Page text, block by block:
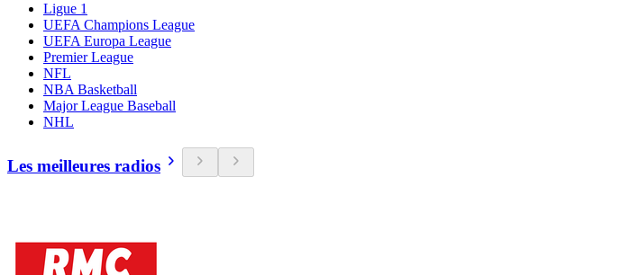
Ligue 1
UEFA Champions League
UEFA Europa League
Premier League
NFL
NBA Basketball
Major League Baseball
NHL
Les meilleures radios